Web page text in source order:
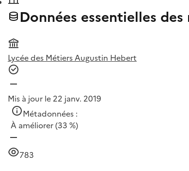
Données essentielles
Lycée des Métiers Augustin Hebert
Mis à jour le 22 janv. 2019
Métadonnées :
À améliorer(33 %)
783